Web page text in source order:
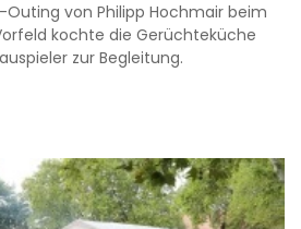
von Philipp Hochmair beim
kochte die Gerüchteküche
zur Begleitung.